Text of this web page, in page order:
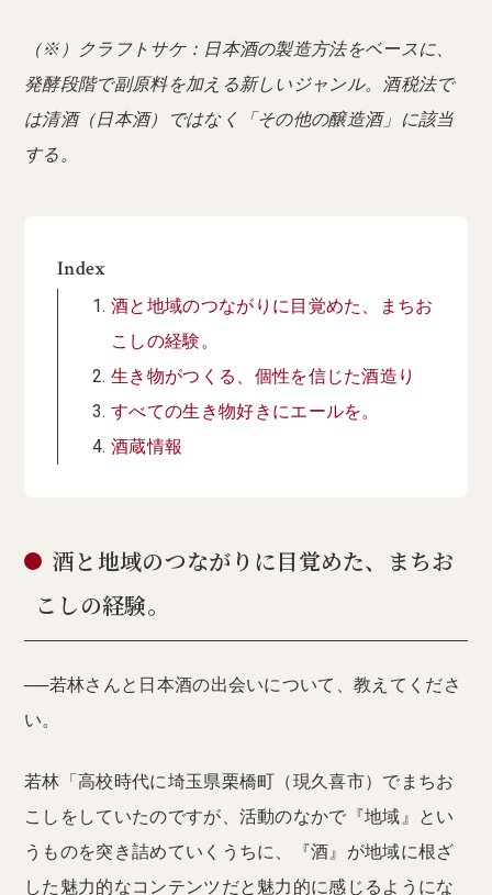
（※）クラフトサケ：日本酒の製造方法をベースに、
発酵段階で副原料を加える新しいジャンル。酒税法で
は清酒（日本酒）ではなく「その他の醸造酒」に該当
する。
Index
酒と地域のつながりに目覚めた、まちお
こしの経験。
生き物がつくる、個性を信じた酒造り
すべての生き物好きにエールを。
酒蔵情報
酒と地域のつながりに目覚めた、まちお
こしの経験。
──若林さんと日本酒の出会いについて、教えてくださ
い。
若林「高校時代に埼玉県栗橋町（現久喜市）でまちお
こしをしていたのですが、活動のなかで『地域』とい
うものを突き詰めていくうちに、『酒』が地域に根ざ
した魅力的なコンテンツだと魅力的に感じるようにな